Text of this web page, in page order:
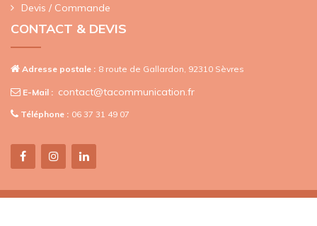
Devis / Commande
CONTACT & DEVIS
Adresse postale : 8 route de Gallardon, 92310 Sèvres
E-Mail : contact@tacommunication.fr
Téléphone : 06 37 31 49 07